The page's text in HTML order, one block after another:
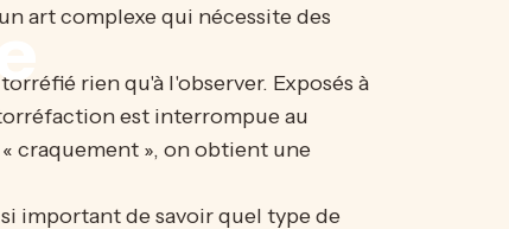
art complexe qui nécessite des
rien qu'à l'observer. Exposés à
est interrompue au
craquement », on obtient une
important de savoir quel type de